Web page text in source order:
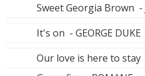
Sweet Georgia Brown -
It's on - GEORGE DUKE
Our love is here to stay